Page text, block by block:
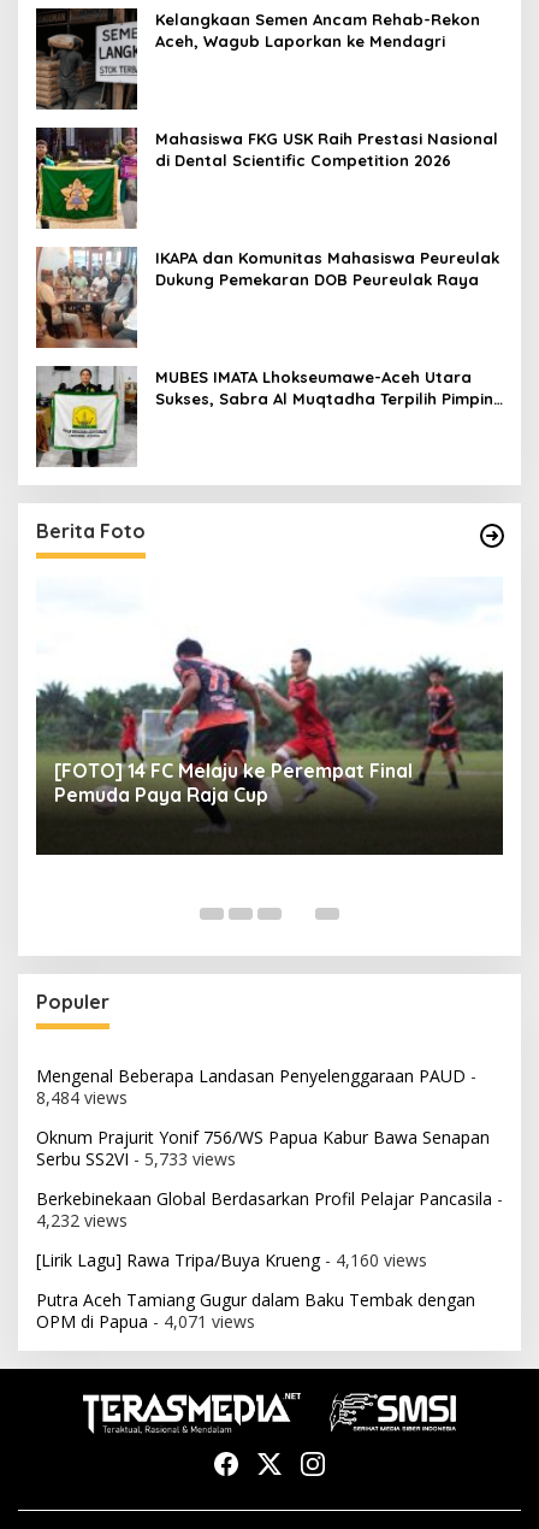
Kelangkaan Semen Ancam Rehab-Rekon
Aceh, Wagub Laporkan ke Mendagri
Mahasiswa FKG USK Raih Prestasi Nasional
di Dental Scientific Competition 2026
IKAPA dan Komunitas Mahasiswa Peureulak
Dukung Pemekaran DOB Peureulak Raya
MUBES IMATA Lhokseumawe-Aceh Utara
Sukses, Sabra Al Muqtadha Terpilih Pimpin
Berita Foto
[FOTO] 14 FC Melaju ke Perempat Final
Pemuda Paya Raja Cup
Populer
Mengenal Beberapa Landasan Penyelenggaraan PAUD -
8,484 views
Oknum Prajurit Yonif 756/WS Papua Kabur Bawa Senapan
Serbu SS2VI - 5,733 views
Berkebinekaan Global Berdasarkan Profil Pelajar Pancasila -
4,232 views
[Lirik Lagu] Rawa Tripa/Buya Krueng- 4,160 views
Putra Aceh Tamiang Gugur dalam Baku Tembak dengan
OPM di Papua - 4,071 views